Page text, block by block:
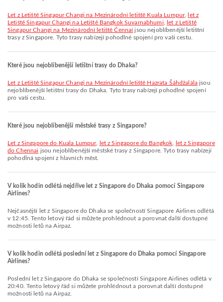
let z Letiště Singapur Changi na Mezinárodní letiště Kuala Lumpur,
let z
Letiště Singapur Changi na Letiště Bangkok Suvarnabhumi
let z Letiště
Singapur Changi na Mezinárodní letiště Čennaí jsou nejoblíbenější letištní
trasy z Singapore. Tyto trasy nabízejí pohodlné spojení pro vaši cestu.
Které jsou nejoblíbenější letištní trasy do Dhaka?
let z Letiště Singapur Changi na Mezinárodní letiště Hazrata Šáhdžalálajsou
nejoblíbenější letištní trasy do Dhaka. Tyto trasy nabízejí pohodlné spojení
pro vaši cestu.
Které jsou nejoblíbenější městské trasy z Singapore?
let z Singapore do Kuala Lumpur, let z Singapore do Bangkok
let z Singapore
do Chennai jsou nejoblíbenější městské trasy z Singapore. Tyto trasy nabízejí
pohodlná spojení z hlavních měst.
V kolik hodin odlétá nejdříve let z Singapore do Dhaka pomocí Singapore
Airlines?
Nejčasnější let z Singapore do Dhaka se společností Singapore Airlines odlétá
v 12:45. Tento letový řád si můžete prohlédnout a porovnat další dostupné
možnosti letů na Airpaz.
V kolik hodin odlétá poslední let z Singapore do Dhaka pomocí Singapore
Airlines?
Poslední let z Singapore do Dhaka se společností Singapore Airlines odlétá v
20:40. Tento letový řád si můžete prohlédnout a porovnat další dostupné
možnosti letů na Airpaz.